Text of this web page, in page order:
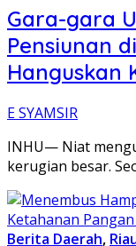
Gara-gara
Pensiunan
Hanguskan
E SYAMSIR
INHU— Niat
kerugian besar.
Berita Daerah,